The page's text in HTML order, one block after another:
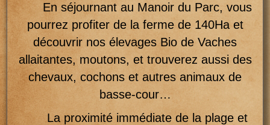
En séjournant au Manoir du Parc, vous
pourrez profiter de la ferme de 140Ha et
découvrir nos élevages Bio de Vaches
allaitantes, moutons, et trouverez aussi des
chevaux, cochons et autres animaux de
basse-cour…
La proximité immédiate de la plage et